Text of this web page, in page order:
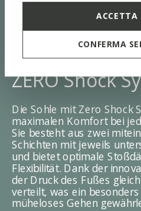
CONFERMA
ZERO Shock
Die Sohle mit Zero Shock
maximalen Komfort bei
Sie besteht aus zwei
Schichten mit jeweils
und bietet optimale
Flexibilität. Dank der
der Druck des Fußes
verteilt, was ein
müheloses Gehen